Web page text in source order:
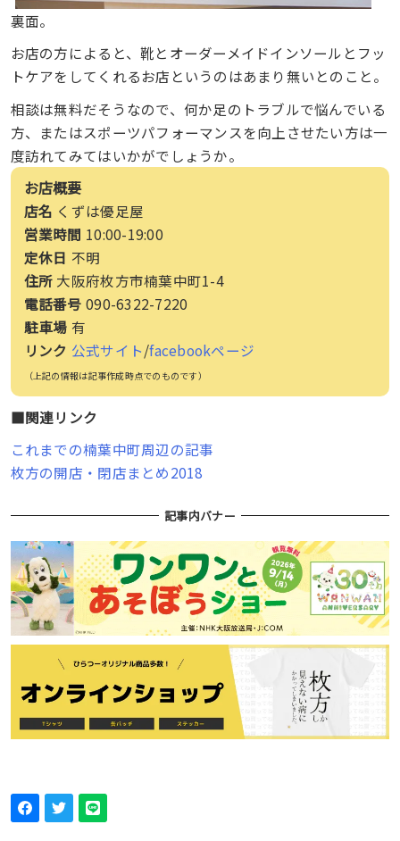
裏面。
お店の方によると、靴とオーダーメイドインソールとフッ
トケアをしてくれるお店というのはあまり無いとのこと。
相談は無料だそうなので、何か足のトラブルで悩んでいる
方、またはスポーツパフォーマンスを向上させたい方は一
度訪れてみてはいかがでしょうか。
お店概要
店名 くずは優足屋
営業時間 10:00-19:00
定休日 不明
住所 大阪府枚方市楠葉中町1-4
電話番号 090-6322-7220
駐車場 有
リンク 公式サイト/facebookページ
（上記の情報は記事作成時点でのものです）
■関連リンク
これまでの楠葉中町周辺の記事
枚方の開店・閉店まとめ2018
記事内バナー